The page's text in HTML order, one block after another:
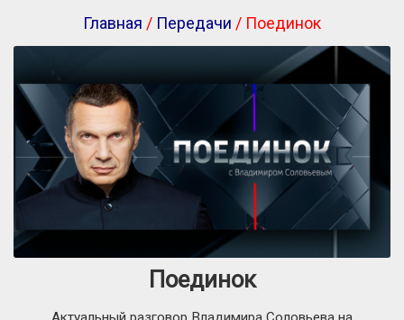
Главная / Передачи / Поединок
Поединок